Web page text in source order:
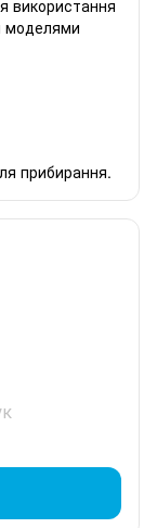
використання
моделями
прибирання.